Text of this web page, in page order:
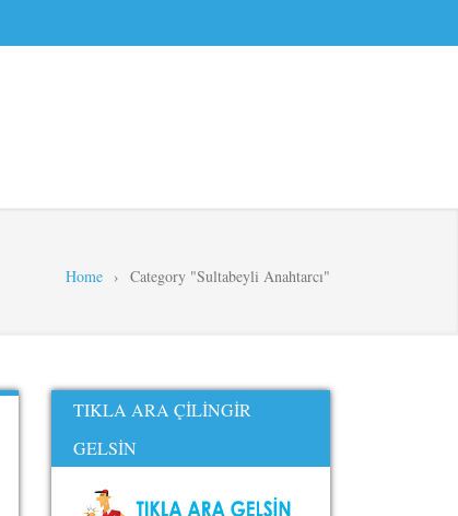
Home › Category "Sultabeyli Anahtarcı"
TIKLA ARA ÇILINGIR
GELSIN